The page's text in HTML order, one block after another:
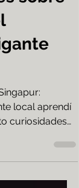
sobre
curiosidades
no